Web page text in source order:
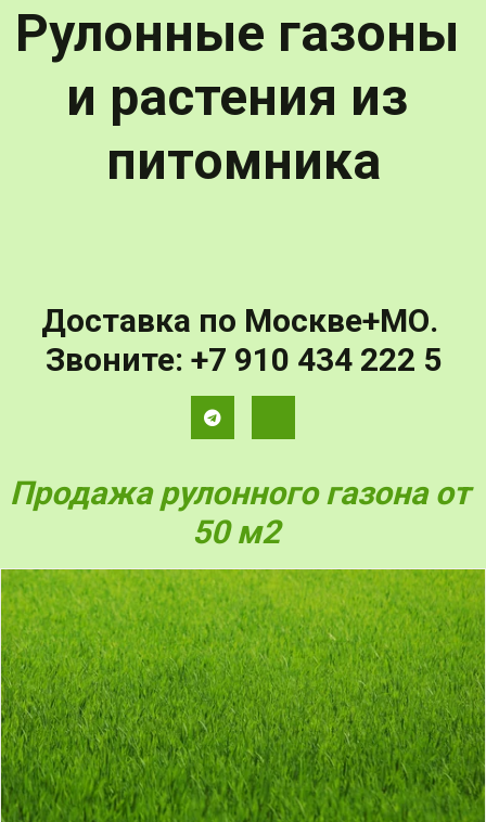
Рулонные газоны
и растения из
питомника
Доставка по Москве+МО.
Звоните: +7 910 434 222 5
Продажа рулонного газона от
50 м2